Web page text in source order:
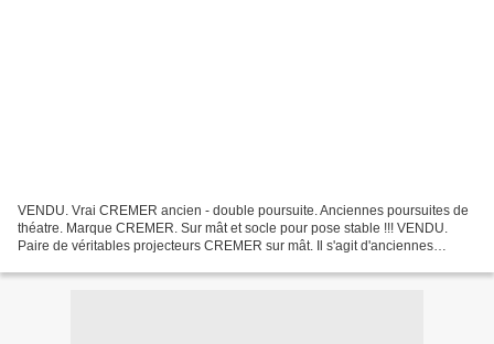
VENDU. Vrai CREMER ancien - double poursuite. Anciennes poursuites de
théatre. Marque CREMER. Sur mât et socle pour pose stable !!! VENDU.
Paire de véritables projecteurs CREMER sur mât. Il s'agit d'anciennes